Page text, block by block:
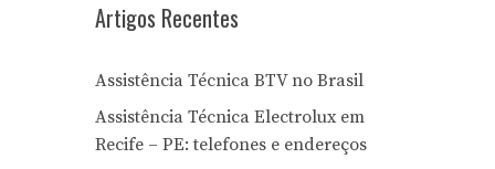
Artigos Recentes
Assistência Técnica BTV no Brasil
Assistência Técnica Electrolux em
Recife – PE: telefones e endereços